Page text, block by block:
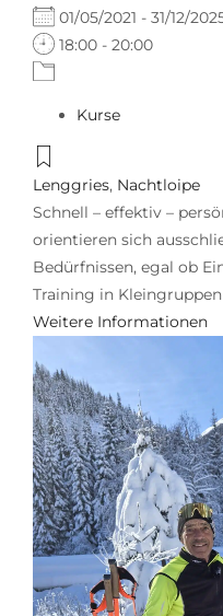
01/05/2021 - 31/12/
18:00 - 20:00
Kurse
Lenggries, Nachtloipe
Schnell – effektiv –
orientieren sich
Bedürfnissen, egal ob
Training in Kleingruppen
Weitere Informationen